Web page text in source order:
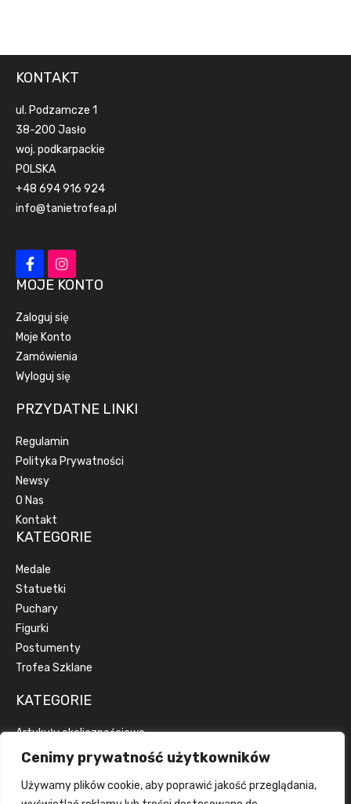
Cenimy prywatność użytkowników
Używamy plików cookie, aby poprawić jakość przeglądania,
KONTAKT
ul. Podzamcze 1
38-200 Jasło
woj. podkarpackie
POLSKA
+48 694 916 924
info@tanietrofea.pl
MOJE KONTO
Zaloguj się
Moje Konto
Zamówienia
Wyloguj się
PRZYDATNE LINKI
Regulamin
Polityka Prywatności
Newsy
O Nas
Kontakt
KATEGORIE
Medale
Statuetki
Puchary
Figurki
Postumenty
Trofea Szklane
KATEGORIE
Artykuły okolicznościowe
Artykuły reklamowe
Emblematy